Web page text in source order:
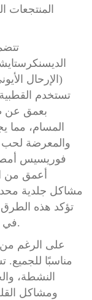
المنتجعات
(الإرحال
تستخدم
بعمق عن
المسام، مما
والمعرضة لحب
فوريسيس
أعمق من
مشاكل جلدية
تؤكد هذه الطرق
في تقديم فوائد فورية وطويلة الأمد للبشرة.
على الرغم من
مناسبًا للجميع.
النشطة،
ومشاكل